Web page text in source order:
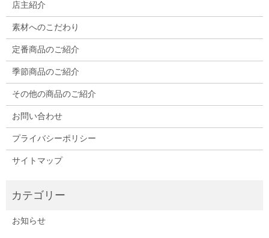
店主紹介
素材へのこだわり
定番商品のご紹介
季節商品のご紹介
その他の商品のご紹介
お問い合わせ
プライバシーポリシー
サイトマップ
お知らせ